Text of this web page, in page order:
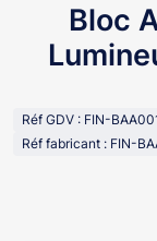
Bloc
Réf GDV : FIN-
Réf fabricant : FIN-